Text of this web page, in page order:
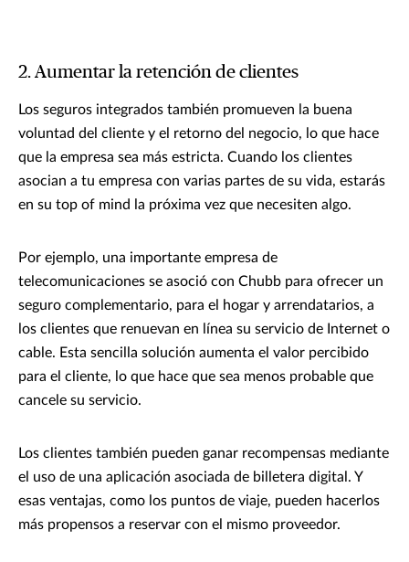
2. Aumentar la retención de clientes
Los seguros integrados también promueven la buena
voluntad del cliente y el retorno del negocio, lo que hace
que la empresa sea más estricta. Cuando los clientes
asocian a tu empresa con varias partes de su vida, estarás
en su top of mind la próxima vez que necesiten algo.
Por ejemplo, una importante empresa de
telecomunicaciones se asoció con Chubb para ofrecer un
seguro complementario, para el hogar y arrendatarios, a
los clientes que renuevan en línea su servicio de Internet o
cable. Esta sencilla solución aumenta el valor percibido
para el cliente, lo que hace que sea menos probable que
cancele su servicio.
Los clientes también pueden ganar recompensas mediante
el uso de una aplicación asociada de billetera digital. Y
esas ventajas, como los puntos de viaje, pueden hacerlos
más propensos a reservar con el mismo proveedor.